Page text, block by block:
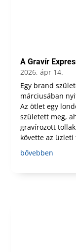
A Gravír
2026, ápr 14.
Egy brand
márciusában
Az ötlet egy
született meg,
gravírozott
követte az üzleti
bővebben